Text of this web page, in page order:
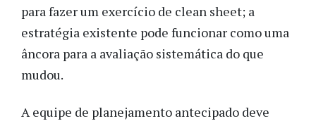
para fazer um exercício de clean sheet; a
estratégia existente pode funcionar como uma
âncora para a avaliação sistemática do que
mudou.
A equipe de planejamento antecipado deve